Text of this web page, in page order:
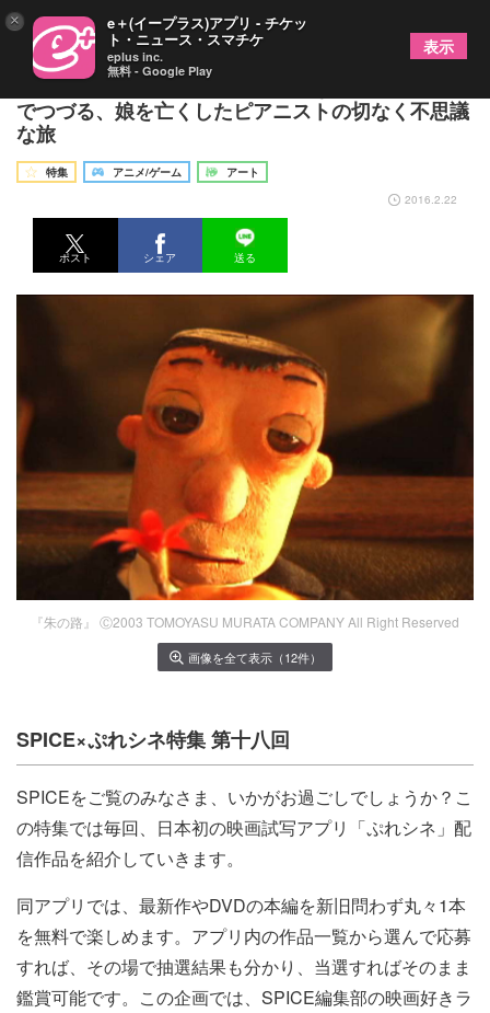
【映画レビュー】『朱の路』精巧なコマ撮りアニメ
でつづる、娘を亡くしたピアニストの切なく不思議
な旅
特集 アニメ/ゲーム
アート
2016.2.22
ポスト シェア 送る
『朱の路』 Ⓒ2003 TOMOYASU MURATA COMPANY All Right Reserved
画像を全て表示（12件）
SPICE×ぷれシネ特集 第十八回
SPICEをご覧のみなさま、いかがお過ごしでしょうか？こ
の特集では毎回、日本初の映画試写アプリ「ぷれシネ」配
信作品を紹介していきます。
同アプリでは、最新作やDVDの本編を新旧問わず丸々1本
を無料で楽しめます。アプリ内の作品一覧から選んで応募
すれば、その場で抽選結果も分かり、当選すればそのまま
鑑賞可能です。この企画では、SPICE編集部の映画好きラ
× e＋(イープラス)アプリ - チケッ
ト・ニュース・スマチケ
eplus inc.
無料 - Google Play
表示